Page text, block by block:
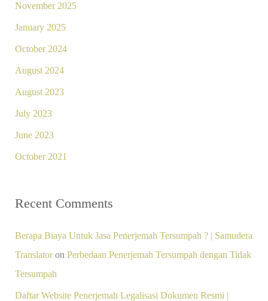
November 2025
January 2025
October 2024
August 2024
August 2023
July 2023
June 2023
October 2021
Recent Comments
Berapa Biaya Untuk Jasa Penerjemah Tersumpah ? | Samudera
Translatoron Perbedaan Penerjemah Tersumpah dengan Tidak
Tersumpah
Daftar Website Penerjemah Legalisasi Dokumen Resmi |